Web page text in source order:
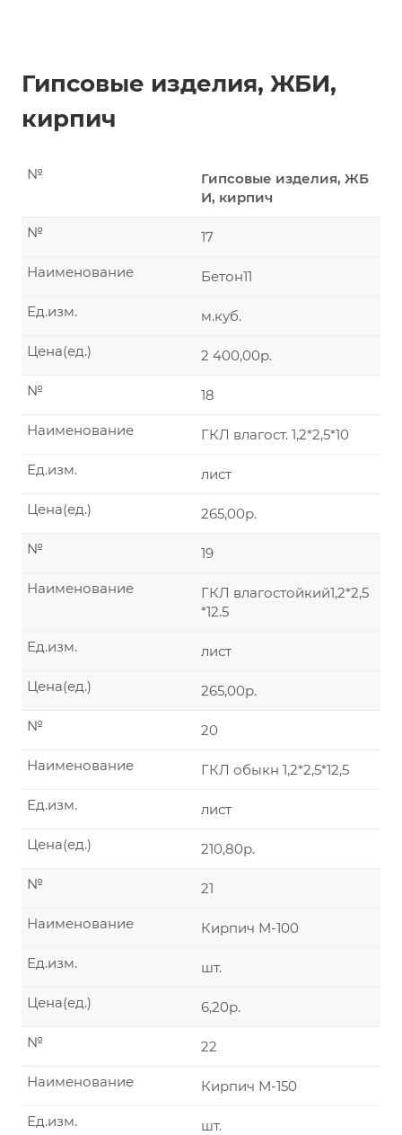
Гипсовые изделия, ЖБИ,
кирпич
Гипсовые изделия, ЖБ
И, кирпич
№
17
№
Бетон11
Наименование
м.куб.
Ед.изм.
2 400,00р.
Цена(ед.)
18
№
ГКЛ влагост. 1,2*2,5*10
Наименование
лист
Ед.изм.
265,00р.
Цена(ед.)
19
№
ГКЛ влагостойкий1,2*2,5
*12.5
Наименование
лист
Ед.изм.
265,00р.
Цена(ед.)
20
№
ГКЛ обыкн 1,2*2,5*12,5
Наименование
лист
Ед.изм.
210,80р.
Цена(ед.)
21
№
Кирпич М-100
Наименование
шт.
Ед.изм.
6,20р.
Цена(ед.)
22
№
Кирпич М-150
Наименование
шт.
Ед.изм.